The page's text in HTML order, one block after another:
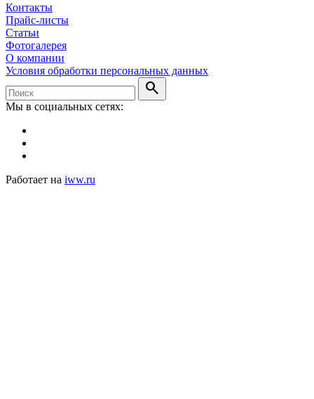
Контакты
Прайс-листы
Статьи
Фотогалерея
О компании
Условия обработки персональных данных
search
Мы в социальных сетях:
Работает на iww.ru